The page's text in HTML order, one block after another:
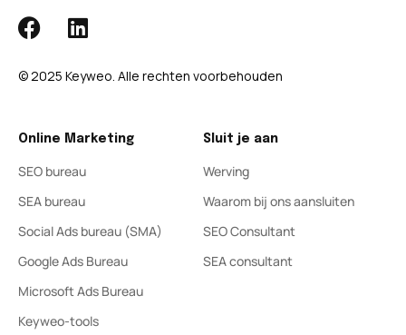
© 2025 Keyweo. Alle rechten voorbehouden
Online Marketing
SEO bureau
SEA bureau
Social Ads bureau (SMA)
Google Ads Bureau
Microsoft Ads Bureau
Keyweo-tools
Sluit je aan
Werving
Waarom bij ons aansluiten
SEO Consultant
SEA consultant